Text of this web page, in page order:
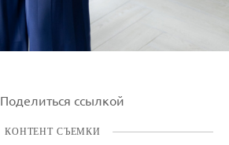
Поделиться ссылкой
КОНТЕНТ СЪЕМКИ